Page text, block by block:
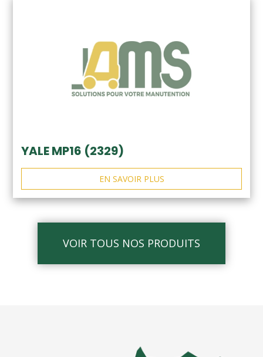
YALE MP16 (2329)
EN SAVOIR PLUS
VOIR TOUS NOS PRODUITS